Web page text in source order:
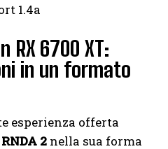
1.4a
RX 6700 XT:
in un formato
esperienza offerta
2 nella sua forma